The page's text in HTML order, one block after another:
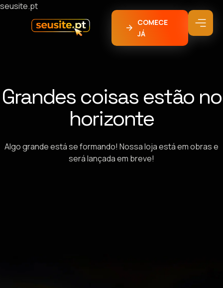
seusite.pt
COMECE
JÁ
Grandes coisas estão no
horizonte
Algo grande está se formando! Nossa loja está em obras e
será lançada em breve!